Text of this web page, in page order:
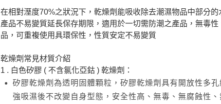
在相對溼度70%之狀況下，乾燥劑能吸收除去潮濕物品中部分
產品不易變質延長保存期限，適用於一切需防潮之產品，無毒
品，可重複使用具環保性，性質安定不易變質
乾燥劑常見材質介紹
1 . 白色矽膠 ( 不含氯化亞鈷 ) 乾燥劑：
矽膠乾燥劑為透明固體顆粒，矽膠乾燥劑具有開放性多
強吸濕後不改變自身型態，安全性高、無毒、無腐蝕性